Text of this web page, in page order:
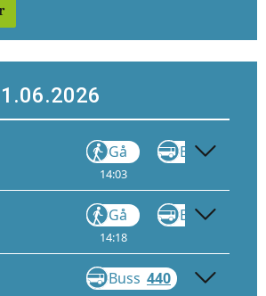
Gå
14:03
Buss
Gå
14:18
Buss
Buss 440